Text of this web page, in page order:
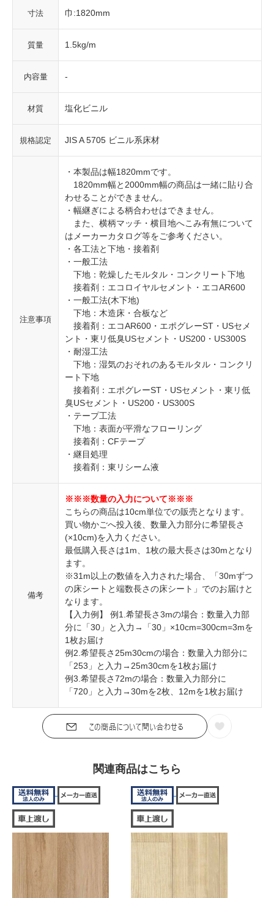
寸法 巾:1820mm
質量 1.5kg/m
内容量 -
材質 塩化ビニル
規格認定 JIS A 5705 ビニル系床材
注意事項
・本製品は幅1820mmです。
1820mm幅と2000mm幅の商品は一緒に貼り合
わせることができません。
・幅継ぎによる柄合わせはできません。
また、横柄マッチ・横目地へこみ有無について
はメーカーカタログ等をご参考ください。
・各工法と下地・接着剤
・一般工法
下地：乾燥したモルタル・コンクリート下地
接着剤：エコロイヤルセメント・エコAR600
・一般工法(木下地)
下地：木造床・合板など
接着剤：エコAR600・エポグレーST・USセメ
ント・東リ低臭USセメント・US200・US300S
・耐湿工法
下地：湿気のおそれのあるモルタル・コンクリ
ート下地
接着剤：エポグレーST・USセメント・東リ低
臭USセメント・US200・US300S
・テープ工法
下地：表面が平滑なフローリング
接着剤：CFテープ
・継目処理
接着剤：東リシーム液
備考
※※※数量の入力について※※※
こちらの商品は10cm単位での販売となります。
買い物かごへ投入後、数量入力部分に希望長さ
(×10cm)を入力ください。
最低購入長さは1m、1枚の最大長さは30mとなり
ます。
※31m以上の数値を入力された場合、「30mずつ
の床シートと端数長さの床シート」でのお届けと
なります。
【入力例】 例1.希望長さ3mの場合：数量入力部
分に「30」と入力→「30」×10cm=300cm=3mを
1枚お届け
例2.希望長さ25m30cmの場合：数量入力部分に
「253」と入力→25m30cmを1枚お届け
例3.希望長さ72mの場合：数量入力部分に
「720」と入力→30mを2枚、12mを1枚お届け
関連商品はこちら